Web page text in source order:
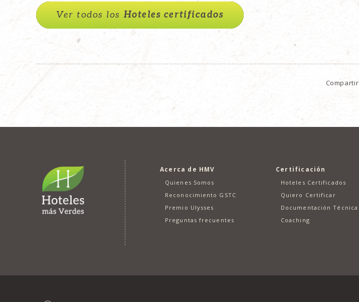
Ver todos los Hoteles certificados
Compartir
Acerca de HMV
Quienes Somos
Reconocimiento GSTC
Premio Ulysses
Preguntas frecuentes
Certificación
Hoteles Certificados
Quiero Certificar
Documentación Técnica
Coaching